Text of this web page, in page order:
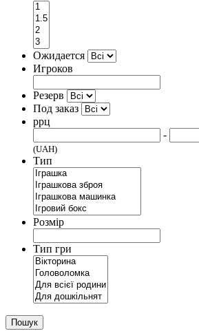
Ожидается
Игроков
Резерв
Под заказ
ррц
-
(UAH)
Тип
Розмір
Тип гри
Пошук